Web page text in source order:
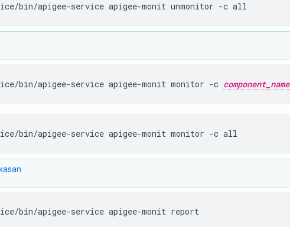
bin/apigee-service apigee-monit unmonitor -c all
bin/apigee-service apigee-monit monitor -c component_name
bin/apigee-service apigee-monit monitor -c all
bin/apigee-service apigee-monit report